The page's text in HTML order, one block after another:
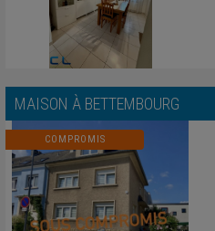
MAISON À BETTEMBOURG
COMPROMIS